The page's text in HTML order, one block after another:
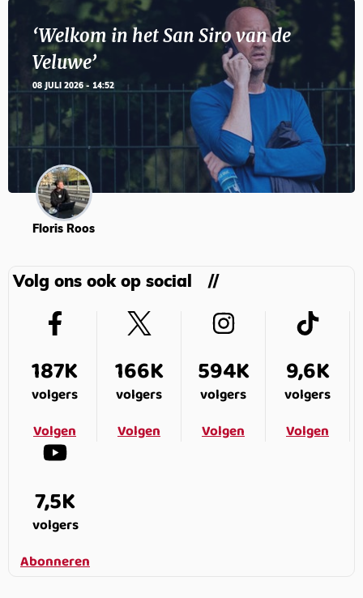
‘Welkom in het San Siro van de
Veluwe’
08 JULI 2026 - 14:52
Floris Roos
Volg ons ook op social
187K
volgers
Volgen
166K
volgers
Volgen
594K
volgers
Volgen
9,6K
volgers
Volgen
7,5K
volgers
Abonneren